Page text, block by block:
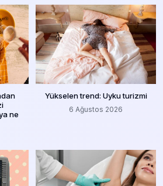
ne
Yükselen trend: Uyku turizmi
6 Ağustos 2026